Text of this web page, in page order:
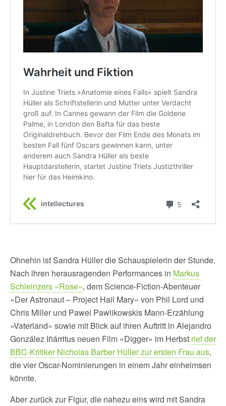
Ohnehin ist Sandra Hüller die Schauspielerin der Stunde.
Nach ihren herausragenden Performances in Markus
Schleinzers »Rose«, dem Science-Fiction-Abenteuer
»Der Astronaut – Project Hail Mary« von Phil Lord und
Chris Miller und Pawel Pawlikowskis Mann-Erzählung
»Vaterland« sowie mit Blick auf ihren Auftritt in Alejandro
González Iñárritus neuen Film »Digger« im Herbst rief der
BBC-Kritiker Nicholas Barber Hüller zur ersten Frau aus,
die vier Oscar-Nominierungen in einem Jahr einheimsen
könnte.
Aber zurück zur Figur, die nahezu eins wird mit Sandra